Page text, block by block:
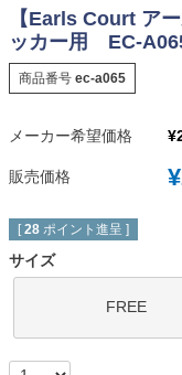
【Earls Court ア
ッカー用 EC-
商品番号 ec-a065
メーカー希望価格 ¥
販売価格 ¥
[ 28 ポイント進呈 ]
サイズ
FREE